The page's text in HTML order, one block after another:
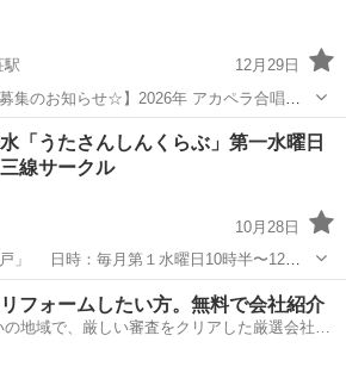
駅
12月29日
知らせ☆】2026年 アカペラ合唱団
ってくださる方大募集
です♪ 気軽に見学、体験にお越しください。 初心者の方から ...
荘駅 その他
「うたさんしんくらぶ」第一水曜日
線サークル
10月28日
時半〜12時
んくらぶ」は ゆるやかに、...
三線
フォームしたい方。無料で会社紹介
の地域で、厳しい審査をクリアした厳選会社を